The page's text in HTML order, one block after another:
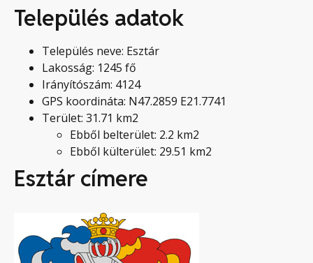
Település adatok
Település neve: Esztár
Lakosság: 1245 fő
Irányítószám: 4124
GPS koordináta: N47.2859 E21.7741
Terület: 31.71 km2
Ebből belterület: 2.2 km2
Ebből külterület: 29.51 km2
Esztár címere